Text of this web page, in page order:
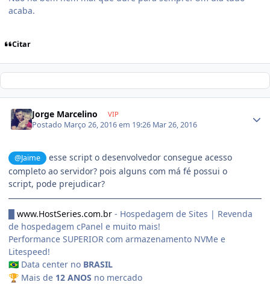
acaba.
Citar
Jorge Marcelino VIP
Postado Março 26, 2016 em 19:26 Mar 26, 2016
@Jaime
esse script o desenvolvedor consegue acesso
completo ao servidor? pois alguns com má fé possui o
script, pode prejudicar?
www.HostSeries.com.br - Hospedagem de Sites | Revenda
de hospedagem cPanel e muito mais!
Performance SUPERIOR com armazenamento NVMe e
Litespeed!
🇧🇷 Data center no BRASIL
🏆 Mais de 12 ANOS no mercado